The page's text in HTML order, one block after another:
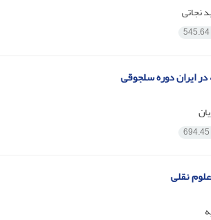
نجاتی
در ایران دوره سلجوقی
نقلی